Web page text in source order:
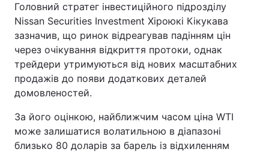
Головний стратег інвестиційного підрозділу
Nissan Securities Investment Хіроюкі Кікукава
зазначив, що ринок відреагував падінням цін
через очікування відкриття протоки, однак
трейдери утримуються від нових масштабних
продажів до появи додаткових деталей
домовленостей.
За його оцінкою, найближчим часом ціна WTI
може залишатися волатильною в діапазоні
близько 80 доларів за барель із відхиленням